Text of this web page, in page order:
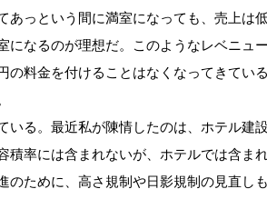
あっという間に満室になっても、売上は
なるのが理想だ。このようなレベニュ
料金を付けることはなくなってきてい
る。最近私が陳情したのは、ホテル建
率には含まれないが、ホテルでは含ま
のために、高さ規制や日影規制の見直し